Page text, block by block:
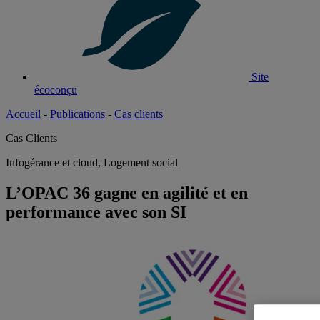
Site
écoconçu
Accueil - Publications - Cas clients
Cas Clients
Infogérance et cloud, Logement social
L’OPAC 36 gagne en agilité et en
performance avec son SI